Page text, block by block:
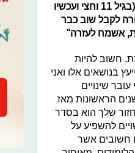
בת 12 שואלת: "היי, קיבלתי את המחזור הראשון שלי לפני קצת יותר משנה (בגיל 11 וחצי ועכשיו
לקבל שוב כבר
אשמח לעזרה"
חשוב להיות
בנושאים אלו ואני
שינויים
הראשונות מאז
שלך הוא בסדר
להשפיע על
חשובים אשר